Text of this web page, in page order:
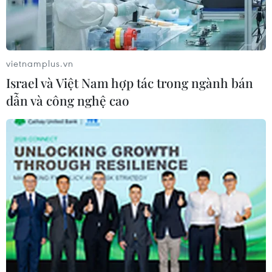
Mưa dông khiến nhà người dân ở huyện Phú Tân, tỉnh An
Giang, bị xiêu vẹo. (Ảnh: TTXVN phát)
Tối 24/5, ông Lương Huy Khanh, Chánh Văn
phòng Thường trực Ban Chỉ huy Ứng phó biến
vietnamplus.vn
Israel và Việt Nam hợp tác trong ngành bán
dẫn và công nghệ cao